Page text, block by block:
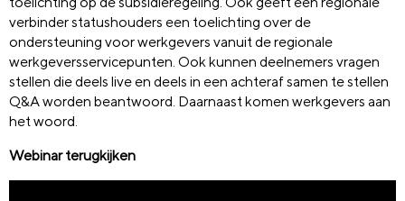
verbinder statushouders een toelichting over de
ondersteuning voor werkgevers vanuit de regionale
werkgeversservicepunten. Ook kunnen deelnemers vragen
stellen die deels live en deels in een achteraf samen te stellen
Q&A worden beantwoord. Daarnaast komen werkgevers aan
het woord.
Webinar terugkijken